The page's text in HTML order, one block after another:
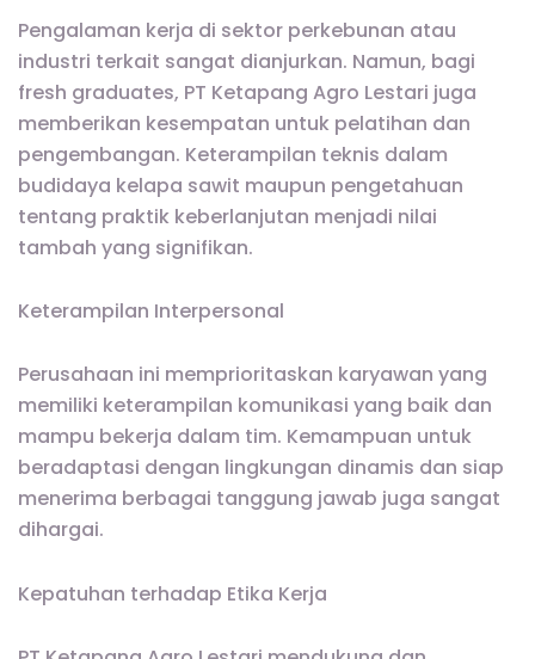
Pengalaman kerja di sektor perkebunan atau
industri terkait sangat dianjurkan. Namun, bagi
fresh graduates, PT Ketapang Agro Lestari juga
memberikan kesempatan untuk pelatihan dan
pengembangan. Keterampilan teknis dalam
budidaya kelapa sawit maupun pengetahuan
tentang praktik keberlanjutan menjadi nilai
tambah yang signifikan.
Keterampilan Interpersonal
Perusahaan ini memprioritaskan karyawan yang
memiliki keterampilan komunikasi yang baik dan
mampu bekerja dalam tim. Kemampuan untuk
beradaptasi dengan lingkungan dinamis dan siap
menerima berbagai tanggung jawab juga sangat
dihargai.
Kepatuhan terhadap Etika Kerja